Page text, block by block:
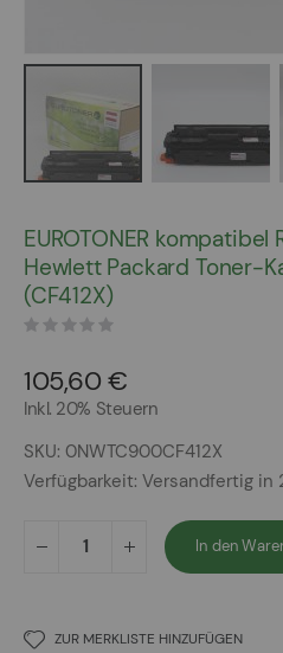
der
Bildergalerie
springen
EUROTONER
Hewlett Packard Toner-
(CF412X)
105,60 €
Inkl. 20% Steuern
SKU 0NWTC900CF412X
Verfügbarkeit: Versandfertig in
In den
ZUR MERKLISTE HINZUFÜGEN